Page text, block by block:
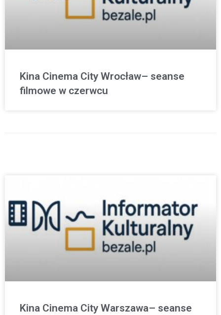
Kina Cinema City Wrocław– seanse
filmowe w czerwcu
Kina Cinema City Warszawa– seanse